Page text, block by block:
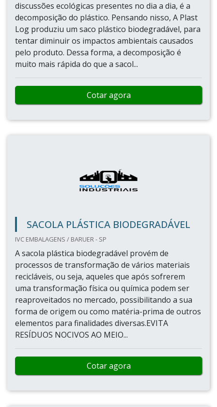
discussões ecológicas presentes no dia a dia, é a
decomposição do plástico. Pensando nisso, A Plast
Log produziu um saco plástico biodegradável, para
tentar diminuir os impactos ambientais causados
pelo produto. Dessa forma, a decomposição é
muito mais rápida do que a sacol...
Cotar agora
SACOLA PLÁSTICA BIODEGRADÁVEL
IVC EMBALAGENS / BARUER - SP
A sacola plástica biodegradável provém de
processos de transformação de vários materiais
recicláveis, ou seja, aqueles que após sofrerem
uma transformação física ou química podem ser
reaproveitados no mercado, possibilitando a sua
forma de origem ou como matéria-prima de outros
elementos para finalidades diversas.EVITA
RESÍDUOS NOCIVOS AO MEIO...
Cotar agora